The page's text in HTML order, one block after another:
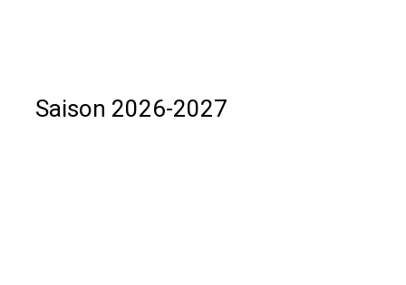
Saison 2026-2027